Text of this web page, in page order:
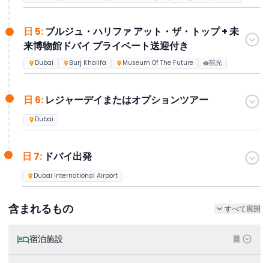
日 5:ブルジュ・ハリファ アット・ザ・トップ + 未
来博物館ドバイ プライベート送迎付き
Dubai Burj Khalifa Museum Of The Future 観光
日 6: レジャーデイまたはオプションツアー
Dubai
日 7: ドバイ出発
Dubai International Airport
含まれるもの すべて展開
宿泊施設